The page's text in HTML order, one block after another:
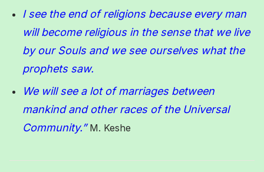
I see the end of religions because every man
will become religious in the sense that we live
by our Souls and we see ourselves what the
prophets saw.
We will see a lot of marriages between
mankind and other races of the Universal
Community.”M. Keshe